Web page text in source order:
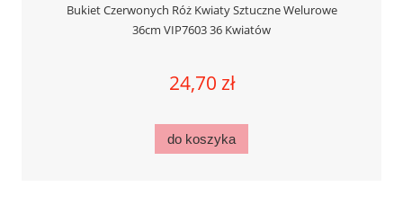
Bukiet Czerwonych Róż Kwiaty Sztuczne Welurowe
36cm VIP7603 36 Kwiatów
24,70 zł
do koszyka